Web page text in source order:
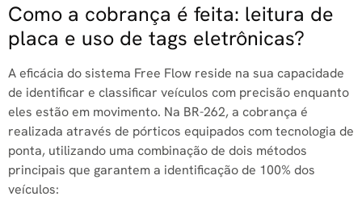
Como a cobrança é feita: leitura de
placa e uso de tags eletrônicas?
A eficácia do sistema Free Flow reside na sua capacidade
de identificar e classificar veículos com precisão enquanto
eles estão em movimento. Na BR-262, a cobrança é
realizada através de pórticos equipados com tecnologia de
ponta, utilizando uma combinação de dois métodos
principais que garantem a identificação de 100% dos
veículos: